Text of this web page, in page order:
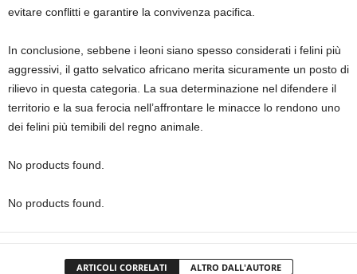
evitare conflitti e garantire la convivenza pacifica.
In conclusione, sebbene i leoni siano spesso considerati i felini più
aggressivi, il gatto selvatico africano merita sicuramente un posto di
rilievo in questa categoria. La sua determinazione nel difendere il
territorio e la sua ferocia nell’affrontare le minacce lo rendono uno
dei felini più temibili del regno animale.
No products found.
No products found.
ARTICOLI CORRELATI ALTRO DALL'AUTORE